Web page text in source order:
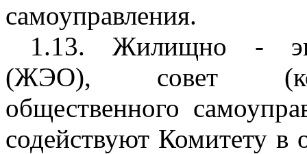
самоуправления.
1.13. Жилищно -
(ЖЭО), совет
общественного
содействуют Комитету в